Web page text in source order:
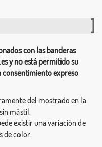
con las banderas
y no está permitido su
expreso
del mostrado en la
mástil.
existir una variación de
de color.